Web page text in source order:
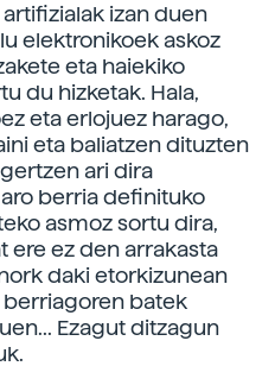
izan duen
elektronikoek askoz
eta haiekiko
du hizketak. Hala,
eta erlojuez harago,
eta baliatzen dituzten
ari dira
berria definituko
asmoz sortu dira,
ere ez den arrakasta
daki etorkizunean
batek
Ezagut ditzagun